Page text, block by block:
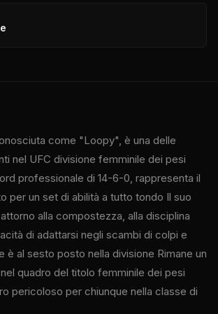
come "Loopy", è una delle
nel UFC divisione femminile dei pesi
professionale di 14-6-0, rappresenta il
per un set di abilità a tutto tondo Il suo
alla compostezza, alla disciplina
di adattarsi negli scambi di colpi e
è al sesto posto nella divisione Rimane un
quadro del titolo femminile dei pesi
pericoloso per chiunque nella classe di